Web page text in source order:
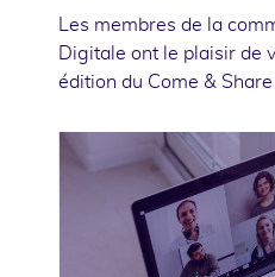
Les membres de la
Digitale ont le plaisir de
édition du Come &